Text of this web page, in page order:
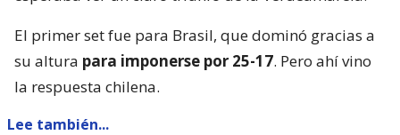
El primer set fue para Brasil, que dominó gracias a
su altura para imponerse por 25-17. Pero ahí vino
la respuesta chilena.
Lee también...